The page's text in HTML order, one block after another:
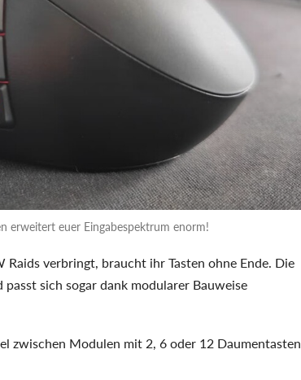
erweitert euer Eingabespektrum enorm!
verbringt, braucht ihr Tasten ohne Ende. Die
passt sich sogar dank modularer Bauweise
zwischen Modulen mit 2, 6 oder 12 Daumentasten